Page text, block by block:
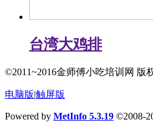
台湾大鸡排
©2011~2016金师傅小吃培训网 版
电脑版|触屏版
Powered by MetInfo 5.3.19 ©2008-